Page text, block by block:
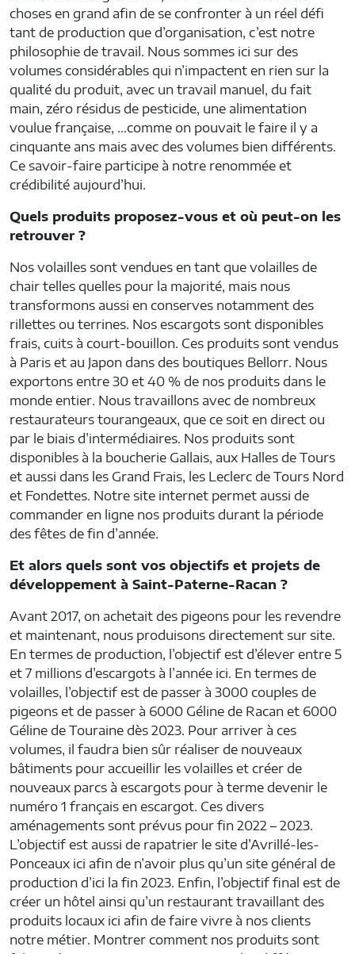
choses en grand afin de se confronter à un réel défi
tant de production que d’organisation, c’est notre
philosophie de travail. Nous sommes ici sur des
volumes considérables qui n’impactent en rien sur la
qualité du produit, avec un travail manuel, du fait
main, zéro résidus de pesticide, une alimentation
voulue française, …comme on pouvait le faire il y a
cinquante ans mais avec des volumes bien différents.
Ce savoir-faire participe à notre renommée et
crédibilité aujourd’hui.
Quels produits proposez-vous et où peut-on les
retrouver ?
Nos volailles sont vendues en tant que volailles de
chair telles quelles pour la majorité, mais nous
transformons aussi en conserves notamment des
rillettes ou terrines. Nos escargots sont disponibles
frais, cuits à court-bouillon. Ces produits sont vendus
à Paris et au Japon dans des boutiques Bellorr. Nous
exportons entre 30 et 40 % de nos produits dans le
monde entier. Nous travaillons avec de nombreux
restaurateurs tourangeaux, que ce soit en direct ou
par le biais d’intermédiaires. Nos produits sont
disponibles à la boucherie Gallais, aux Halles de Tours
et aussi dans les Grand Frais, les Leclerc de Tours Nord
et Fondettes. Notre site internet permet aussi de
commander en ligne nos produits durant la période
des fêtes de fin d’année.
Et alors quels sont vos objectifs et projets de
développement à Saint-Paterne-Racan ?
Avant 2017, on achetait des pigeons pour les revendre
et maintenant, nous produisons directement sur site.
En termes de production, l’objectif est d’élever entre 5
et 7 millions d’escargots à l’année ici. En termes de
volailles, l’objectif est de passer à 3000 couples de
pigeons et de passer à 6000 Géline de Racan et 6000
Géline de Touraine dès 2023. Pour arriver à ces
volumes, il faudra bien sûr réaliser de nouveaux
bâtiments pour accueillir les volailles et créer de
nouveaux parcs à escargots pour à terme devenir le
numéro 1 français en escargot. Ces divers
aménagements sont prévus pour fin 2022 – 2023.
L’objectif est aussi de rapatrier le site d’Avrillé-les-
Ponceaux ici afin de n’avoir plus qu’un site général de
production d’ici la fin 2023. Enfin, l’objectif final est de
créer un hôtel ainsi qu’un restaurant travaillant des
produits locaux ici afin de faire vivre à nos clients
notre métier. Montrer comment nos produits sont